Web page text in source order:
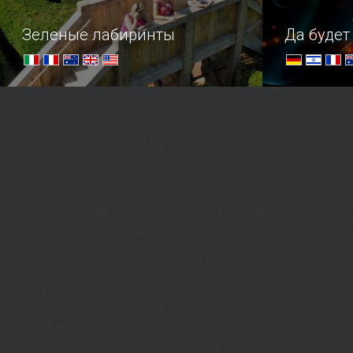
Зеленые лабиринты Да будет